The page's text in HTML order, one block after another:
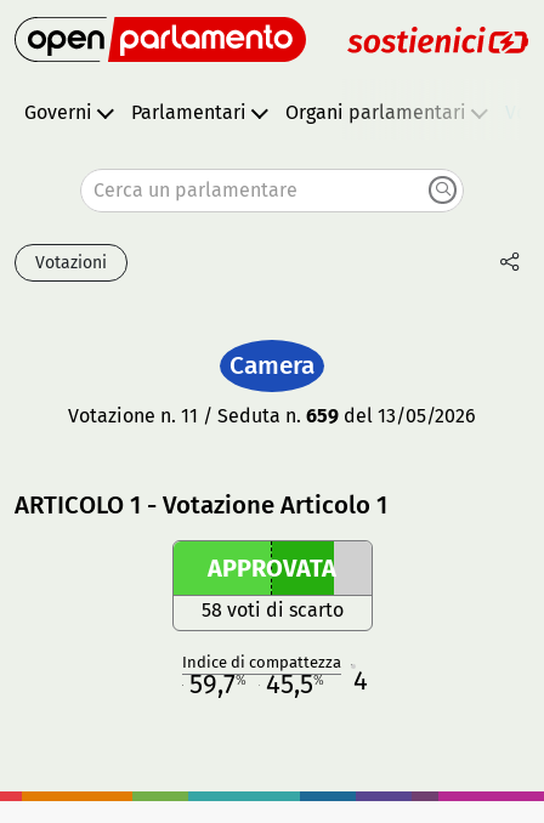
Governi Parlamentari Organi parlamentari
Cerca un parlamentare
Votazioni
Camera
Votazione n. 11 / Seduta n. 659 del 13/05/2026
ARTICOLO 1 - Votazione Articolo 1
APPROVATA
58 voti di scarto
Indice di compattezza
59,7% 45,5% 4